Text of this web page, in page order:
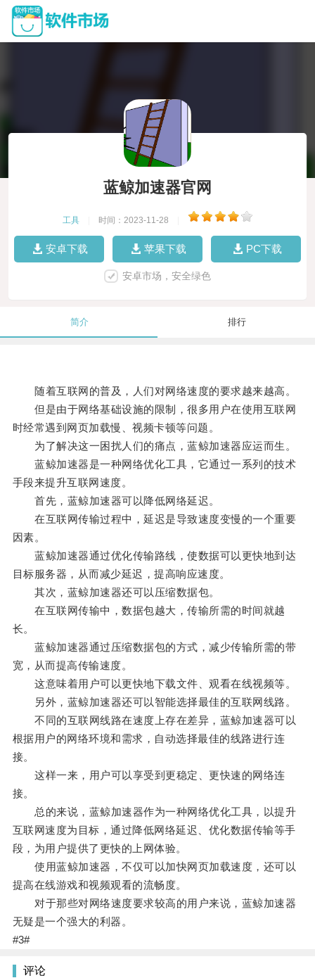
蓝鲸加速器官网
工具 时间：2023-11-28
安卓下载 苹果下载 PC下载
安卓市场，安全绿色
简介 排行
随着互联网的普及，人们对网络速度的要求越来越高。
但是由于网络基础设施的限制，很多用户在使用互联网
时经常遇到网页加载慢、视频卡顿等问题。
为了解决这一困扰人们的痛点，蓝鲸加速器应运而生。
蓝鲸加速器是一种网络优化工具，它通过一系列的技术
手段来提升互联网速度。
首先，蓝鲸加速器可以降低网络延迟。
在互联网传输过程中，延迟是导致速度变慢的一个重要
因素。
蓝鲸加速器通过优化传输路线，使数据可以更快地到达
目标服务器，从而减少延迟，提高响应速度。
其次，蓝鲸加速器还可以压缩数据包。
在互联网传输中，数据包越大，传输所需的时间就越
长。
蓝鲸加速器通过压缩数据包的方式，减少传输所需的带
宽，从而提高传输速度。
这意味着用户可以更快地下载文件、观看在线视频等。
另外，蓝鲸加速器还可以智能选择最佳的互联网线路。
不同的互联网线路在速度上存在差异，蓝鲸加速器可以
根据用户的网络环境和需求，自动选择最佳的线路进行连
接。
这样一来，用户可以享受到更稳定、更快速的网络连
接。
总的来说，蓝鲸加速器作为一种网络优化工具，以提升
互联网速度为目标，通过降低网络延迟、优化数据传输等手
段，为用户提供了更快的上网体验。
使用蓝鲸加速器，不仅可以加快网页加载速度，还可以
提高在线游戏和视频观看的流畅度。
对于那些对网络速度要求较高的用户来说，蓝鲸加速器
无疑是一个强大的利器。
#3#
评论